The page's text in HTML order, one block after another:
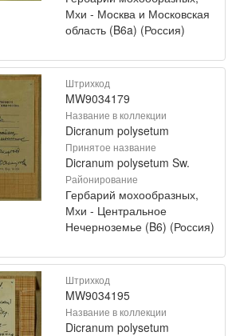
Мхи - Москва и Московская
область (B6a) (Россия)
Штрихкод
MW9034179
Название в коллекции
Dicranum polysetum
Принятое название
Dicranum polysetum Sw.
Районирование
Гербарий мохообразных,
Мхи - Центральное
Нечерноземье (B6) (Россия)
Штрихкод
MW9034195
Название в коллекции
Dicranum polysetum